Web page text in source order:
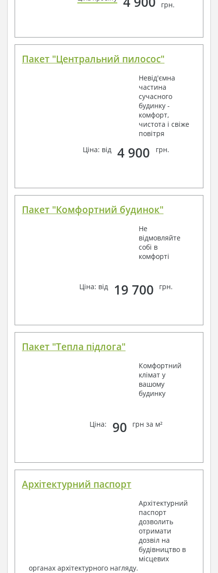
грн.
Пакет "Центральний пилосос"
Невід'ємна
частина
сучасного
будинку -
комфорт,
чистота і свіже
повітря
Ціна: від
4 900 грн.
Пакет "Комфортний будинок"
Не
відмовляйте
собі в
комфорті
Ціна: від 19 700 грн.
Пакет "Тепла підлога"
Комфортний
клімат у
вашому
будинку
Ціна: 90 грн за м²
Архітектурний паспорт
Архітектурний
паспорт
дозволить
отримати
дозвіл на
будівництво в
місцевих
органах архітектурного нагляду.